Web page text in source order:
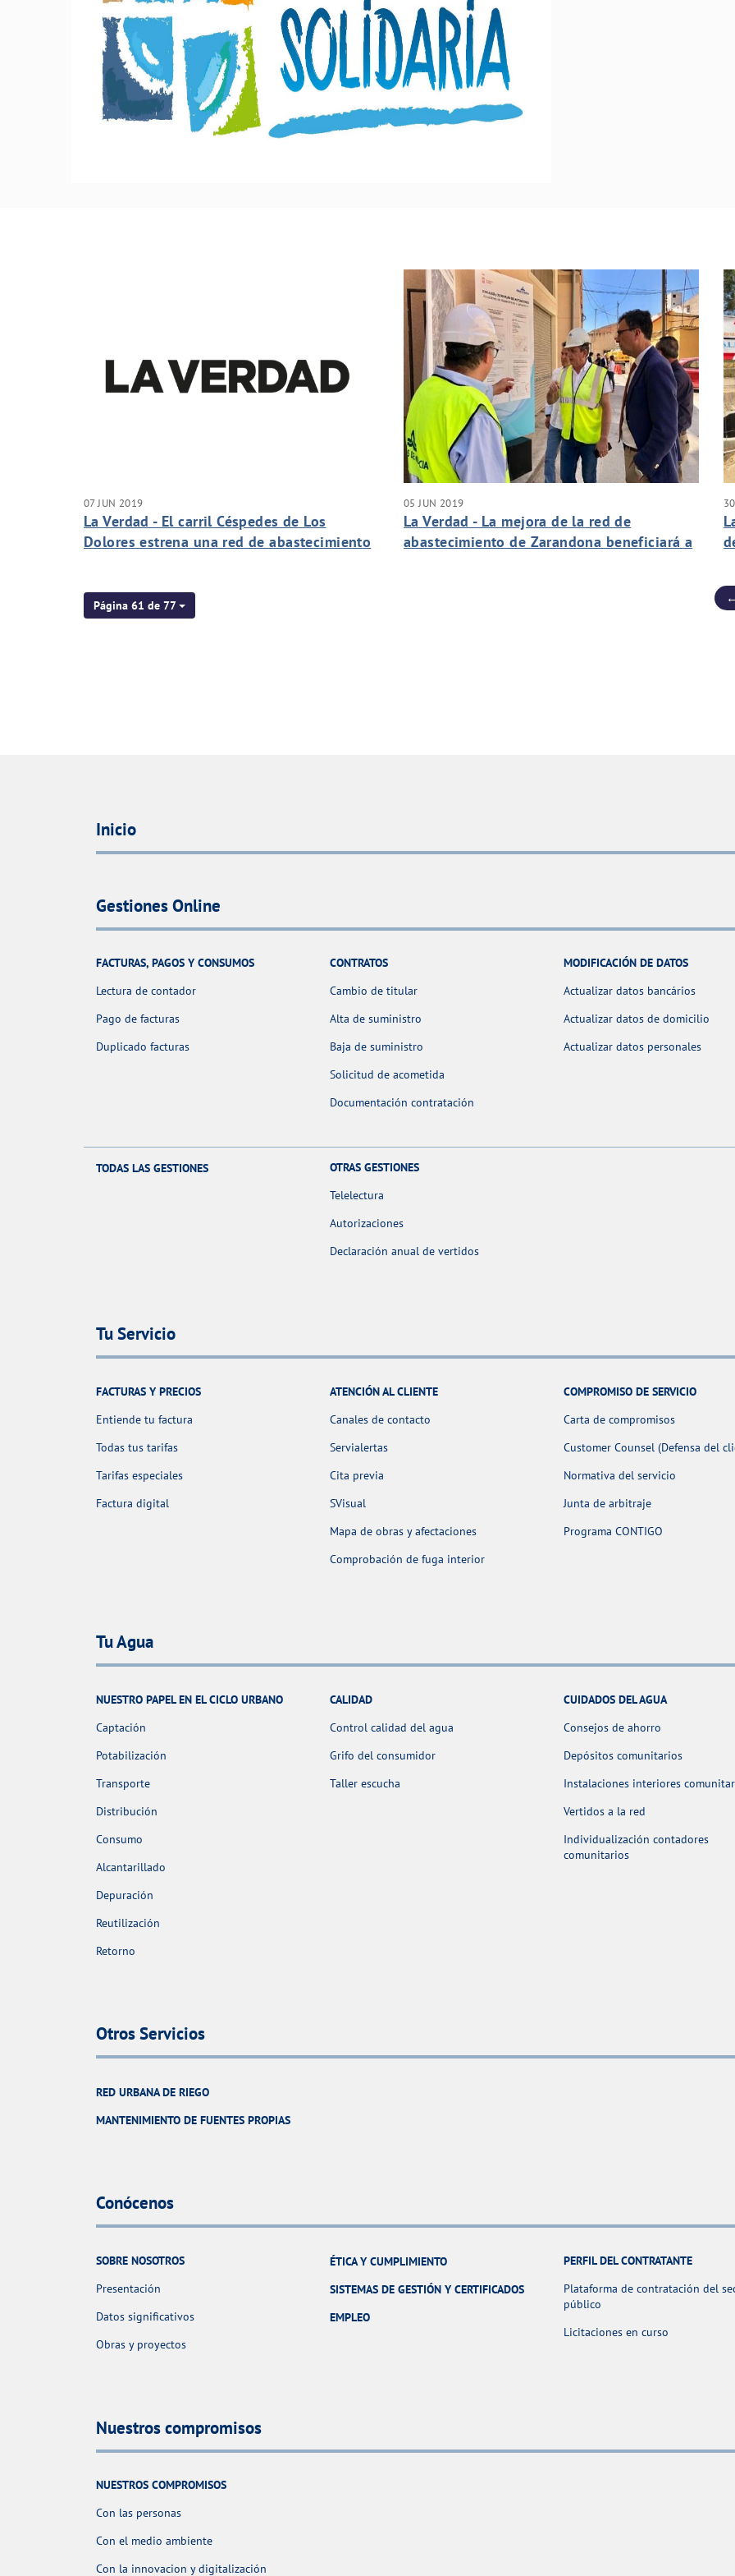
07 JUN 2019
La Verdad - El carril Céspedes de Los
Dolores estrena una red de abastecimiento
05 JUN 2019
La Verdad - La mejora de la red de
abastecimiento de Zarandona beneficiará a
Página 61 de 77
Inicio
Gestiones Online
FACTURAS, PAGOS Y CONSUMOS
Lectura de contador
Pago de facturas
Duplicado facturas
CONTRATOS
Cambio de titular
Alta de suministro
Baja de suministro
Solicitud de acometida
Documentación contratación
MODIFICACIÓN DE DATOS
Actualizar datos bancários
Actualizar datos de domicilio
Actualizar datos personales
TODAS LAS GESTIONES
OTRAS GESTIONES
Telelectura
Autorizaciones
Declaración anual de vertidos
Tu Servicio
FACTURAS Y PRECIOS
Entiende tu factura
Todas tus tarifas
Tarifas especiales
Factura digital
ATENCIÓN AL CLIENTE
Canales de contacto
Servialertas
Cita previa
SVisual
Mapa de obras y afectaciones
Comprobación de fuga interior
COMPROMISO DE SERVICIO
Carta de compromisos
Customer Counsel (Defensa del
Normativa del servicio
Junta de arbitraje
Programa CONTIGO
Tu Agua
NUESTRO PAPEL EN EL CICLO URBANO
Captación
Potabilización
Transporte
Distribución
Consumo
Alcantarillado
Depuración
Reutilización
Retorno
CALIDAD
Control calidad del agua
Grifo del consumidor
Taller escucha
CUIDADOS DEL AGUA
Consejos de ahorro
Depósitos comunitarios
Instalaciones interiores
Vertidos a la red
Individualización contadores
comunitarios
Otros Servicios
RED URBANA DE RIEGO
MANTENIMIENTO DE FUENTES PROPIAS
Conócenos
SOBRE NOSOTROS
Presentación
Datos significativos
Obras y proyectos
ÉTICA Y CUMPLIMIENTO
SISTEMAS DE GESTIÓN Y CERTIFICADOS
EMPLEO
PERFIL DEL CONTRATANTE
Plataforma de contratación del
público
Licitaciones en curso
Nuestros compromisos
NUESTROS COMPROMISOS
Con las personas
Con el medio ambiente
Con la innovacion y digitalización